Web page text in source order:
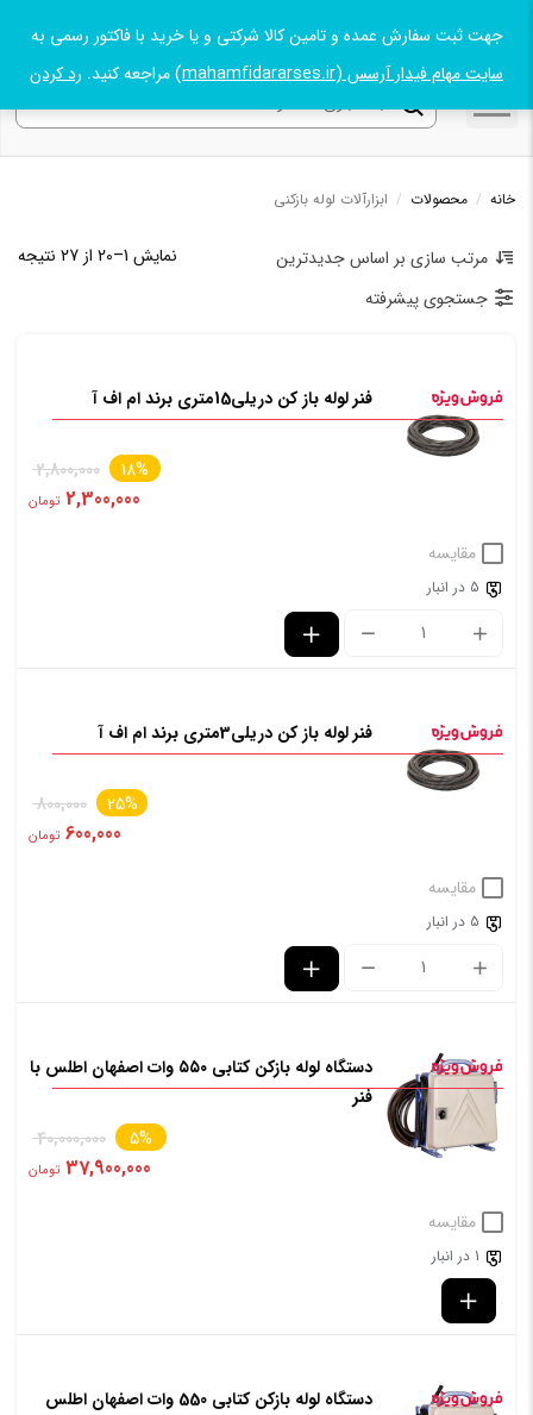
09131045021
خانه / محصولات / ابزارآلات لوله بازکنی
نمایش 1–20 از 27 نتیجه
مرتب سازی بر اساس جدیدترین
جستجوی پیشرفته
فنر لوله باز کن دریلی15متری برند ام اف آ
18%
2,800,000
2,300,000 تومان
مقایسه
5 در انبار
فنر لوله باز کن دریلی3متری برند ام اف آ
25%
800,000
600,000 تومان
مقایسه
5 در انبار
دستگاه لوله بازکن کتابی ۵۵۰ وات اصفهان اطلس با
فنر
5%
40,000,000
37,900,000 تومان
مقایسه
1 در انبار
دستگاه لوله بازکن کتابی 550 وات اصفهان اطلس
جهت ثبت سفارش عمده و تامین کالا شرکتی و یا خرید با فاکتور رسمی به
سایت مهام فیدار آرسس (mahamfidararses.ir)
مراجعه کنید. رد کردن